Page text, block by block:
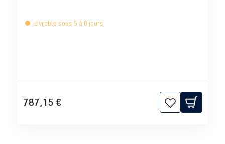
Livrable sous 5 à 8 jours
787,15 €